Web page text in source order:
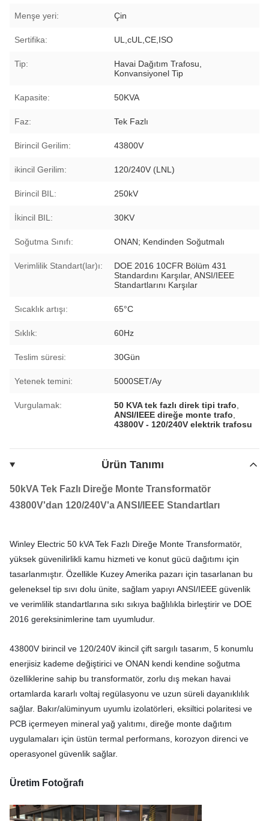
Menşe yeri: Çin
Sertifika: UL,cUL,CE,ISO
Tip:
Havai Dağıtım Trafosu,
Konvansiyonel Tip
Kapasite: 50KVA
Faz: Tek Fazlı
Birincil Gerilim: 43800V
ikincil Gerilim: 120/240V (LNL)
Birincil BIL: 250kV
İkincil BIL: 30KV
Soğutma Sınıfı: ONAN; Kendinden Soğutmalı
Verimlilik Standart(lar)ı:
DOE 2016 10CFR Bölüm 431
Standardını Karşılar, ANSI/IEEE
Standartlarını Karşılar
Sıcaklık artışı: 65°C
Sıklık: 60Hz
Teslim süresi: 30Gün
Yetenek temini: 5000SET/Ay
Vurgulamak: 50 KVA tek fazlı direk tipi trafo
ANSI/IEEE direğe monte trafo
43800V - 120/240V elektrik trafosu
Ürün Tanımı
50kVA Tek Fazlı Direğe Monte Transformatör
43800V'dan 120/240V'a ANSI/IEEE Standartları
Winley Electric 50 kVA Tek Fazlı Direğe Monte Transformatör,
yüksek güvenilirlikli kamu hizmeti ve konut gücü dağıtımı için
tasarlanmıştır. Özellikle Kuzey Amerika pazarı için tasarlanan bu
geleneksel tip sıvı dolu ünite, sağlam yapıyı ANSI/IEEE güvenlik
ve verimlilik standartlarına sıkı sıkıya bağlılıkla birleştirir ve DOE
2016 gereksinimlerine tam uyumludur.
43800V birincil ve 120/240V ikincil çift sargılı tasarım, 5 konumlu
enerjisiz kademe değiştirici ve ONAN kendi kendine soğutma
özelliklerine sahip bu transformatör, zorlu dış mekan havai
ortamlarda kararlı voltaj regülasyonu ve uzun süreli dayanıklılık
sağlar. Bakır/alüminyum uyumlu izolatörleri, eksiltici polaritesi ve
PCB içermeyen mineral yağ yalıtımı, direğe monte dağıtım
uygulamaları için üstün termal performans, korozyon direnci ve
operasyonel güvenlik sağlar.
Üretim Fotoğrafı